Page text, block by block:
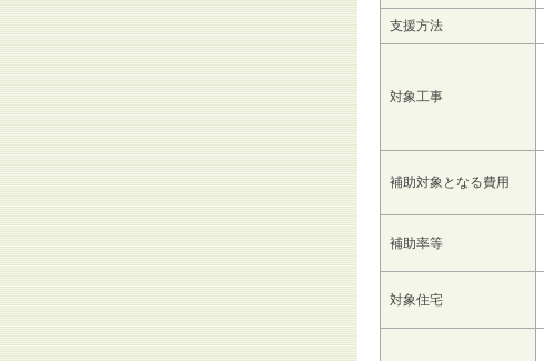
支援方法
対象工事
補助対象となる費用
補助率等
対象住宅